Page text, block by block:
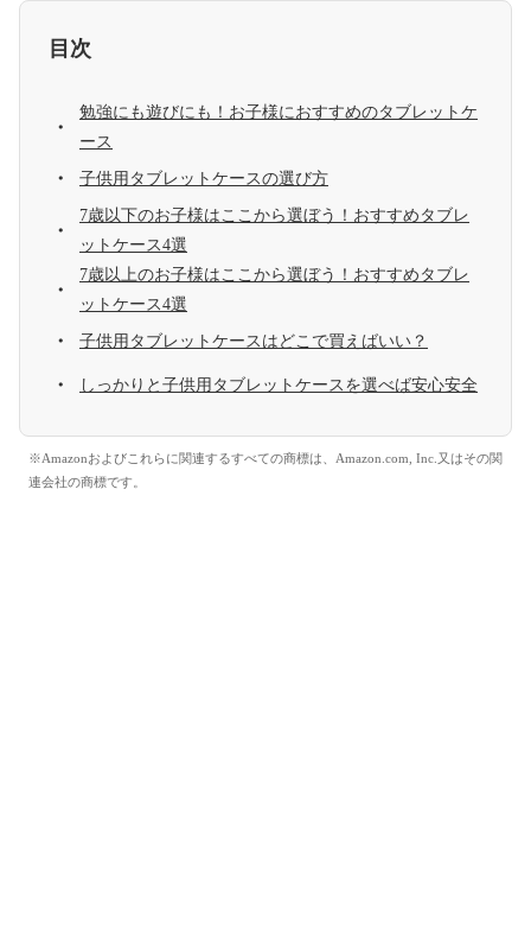
目次
勉強にも遊びにも！お子様におすすめのタブレットケ
ース
子供用タブレットケースの選び方
7歳以下のお子様はここから選ぼう！おすすめタブレ
ットケース4選
7歳以上のお子様はここから選ぼう！おすすめタブレ
ットケース4選
子供用タブレットケースはどこで買えばいい？
しっかりと子供用タブレットケースを選べば安心安全
※Amazonおよびこれらに関連するすべての商標は、Amazon.com, Inc.又はその関
連会社の商標です。